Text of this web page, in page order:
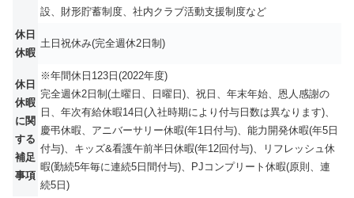
設、財形貯蓄制度、社内クラブ活動支援制度など
休日
休暇
土日祝休み(完全週休2日制)
休日
休暇
に関
する
補足
事項
※年間休日123日(2022年度)
完全週休2日制(土曜日、日曜日)、祝日、年末年始、恩人感謝の
日、年次有給休暇14日(入社時期により付与日数は異なります)、
慶弔休暇、アニバーサリー休暇(年1日付与)、能力開発休暇(年5日
付与)、キッズ&看護午前半日休暇(年12回付与)、リフレッシュ休
暇(勤続5年毎に連続5日間付与)、PJコンプリート休暇(原則、連
続5日)